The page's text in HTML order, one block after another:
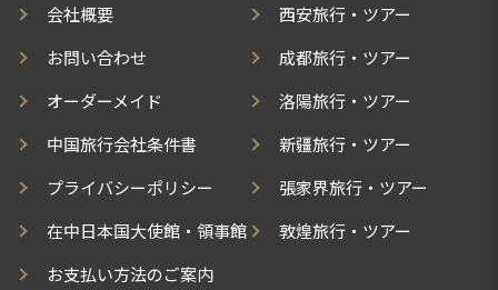
会社概要
お問い合わせ
オーダーメイド
中国旅行会社条件書
プライバシーポリシー
在中日本国大使館・領事館
お支払い方法のご案内
西安旅行・ツアー
成都旅行・ツアー
洛陽旅行・ツアー
新疆旅行・ツアー
張家界旅行・ツアー
敦煌旅行・ツアー